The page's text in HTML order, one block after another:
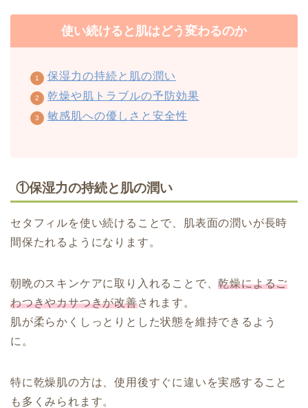
使い続けると肌はどう変わるのか
保湿力の持続と肌の潤い
乾燥や肌トラブルの予防効果
敏感肌への優しさと安全性
①保湿力の持続と肌の潤い
セタフィルを使い続けることで、肌表面の潤いが長時
間保たれるようになります。
朝晩のスキンケアに取り入れることで、乾燥によるご
わつきやカサつきが改善されます。
肌が柔らかくしっとりとした状態を維持できるよう
に。
特に乾燥肌の方は、使用後すぐに違いを実感すること
も多くみられます。